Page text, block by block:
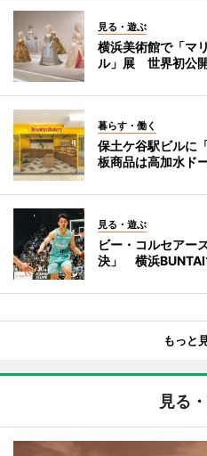
見る・遊ぶ
横浜美術館で「マ
ル」展 世界初公
暮らす・働く
保土ケ谷駅ビルに
板商品は高加水ド
見る・遊ぶ
ビー・コルセアー
決」 横浜BUNTAI
もっと
見る